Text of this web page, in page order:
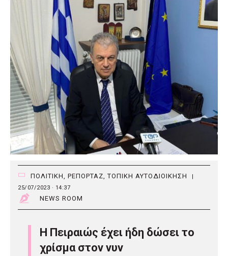
ΠΟΛΙΤΙΚΗ, ΡΕΠΟΡΤΑΖ,ΤΟΠΙΚΗ ΑΥΤΟΔΙΟΙΚΗΣΗ
25/07/2023 · 14:37
NEWS ROOM
Η Πειραιώς έχει ήδη δώσει το
χρίσμα στον νυν